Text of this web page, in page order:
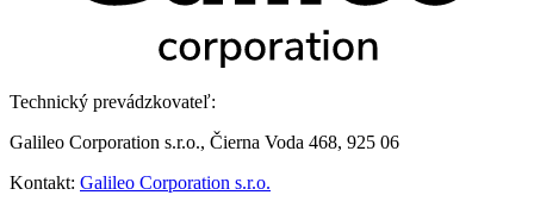
Technický prevádzkovateľ:
Galileo Corporation s.r.o., Čierna Voda 468, 925 06
Kontakt: Galileo Corporation s.r.o.